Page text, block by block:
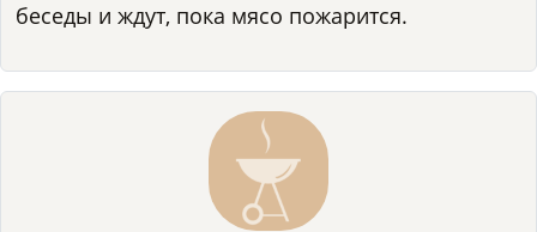
беседы и ждут, пока мясо пожарится.